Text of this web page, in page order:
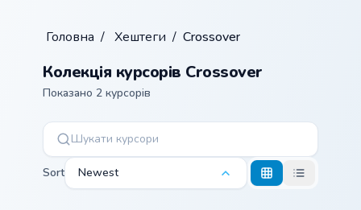
Головна / Хештеги / Crossover
Колекція курсорів Crossover
Показано 2 курсорів
Sort Newest